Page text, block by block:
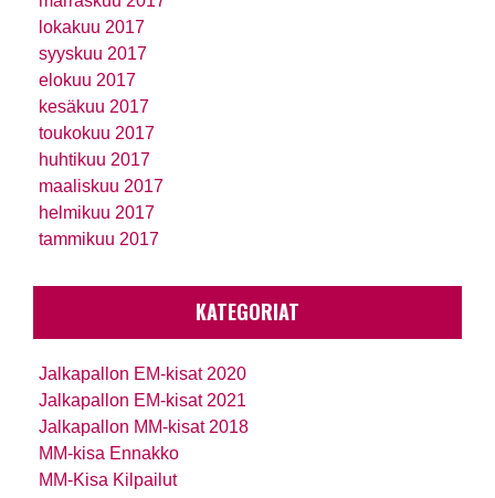
lokakuu 2017
syyskuu 2017
elokuu 2017
kesäkuu 2017
toukokuu 2017
huhtikuu 2017
maaliskuu 2017
helmikuu 2017
tammikuu 2017
KATEGORIAT
Jalkapallon EM-kisat 2020
Jalkapallon EM-kisat 2021
Jalkapallon MM-kisat 2018
MM-kisa Ennakko
MM-Kisa Kilpailut